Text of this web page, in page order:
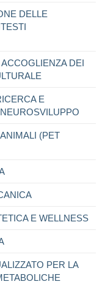
DELLE
DEI
E
(PET
E WELLNESS
PER LA